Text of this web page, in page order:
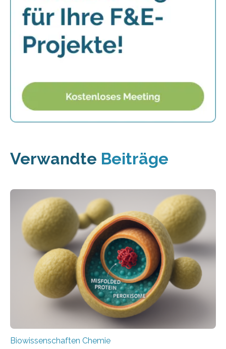
Verwandte Beiträge
Biowissenschaften Chemie